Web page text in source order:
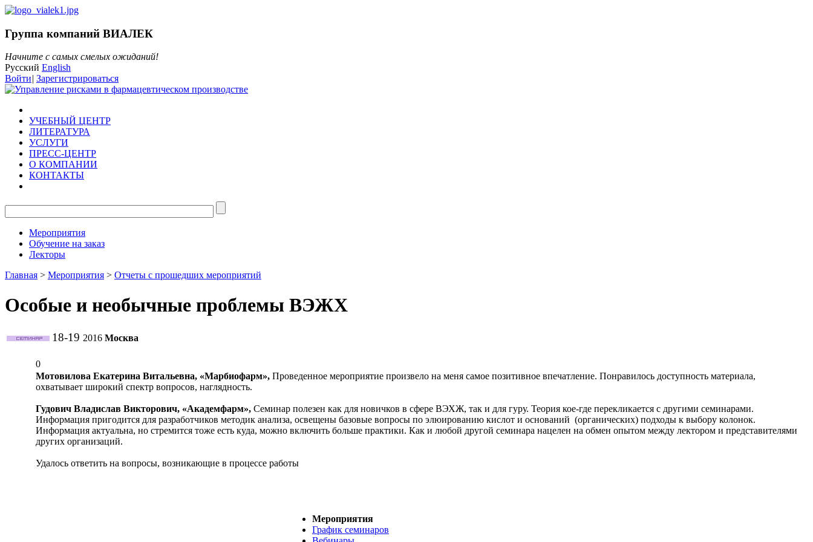
Группа компаний ВИАЛЕК
Начните с самых смелых ожиданий!
Русский English
Войти| Зарегистрироваться
УЧЕБНЫЙ ЦЕНТР
ЛИТЕРАТУРА
УСЛУГИ
ПРЕСС-ЦЕНТР
О КОМПАНИИ
КОНТАКТЫ
Мероприятия
Обучение на заказ
Лекторы
Главная > Мероприятия > Отчеты с прошедших мероприятий
Особые и необычные проблемы ВЭЖХ
18-19 2016 Москва
0
Мотовилова Екатерина Витальевна, «Марбиофарм», Проведенное мероприятие произвело на меня самое позитивное впечатление. Понравилось доступность материала,
охватывает широкий спектр вопросов, наглядность.
Гудович Владислав Викторович, «Академфарм», Семинар полезен как для новичков в сфере ВЭХЖ, так и для гуру. Теория кое-где перекликается с другими семинарами.
Информация пригодится для разработчиков методик анализа, освещены базовые вопросы по элюированию кислот и оснований (органических) подходы к выбору колонок.
Информация актуальна, но стремится тоже есть куда, можно включить больше практики. Как и любой другой семинара нацелен на обмен опытом между лектором и представителями
других организаций.
Удалось ответить на вопросы, возникающие в процессе работы
Мероприятия
График семинаров